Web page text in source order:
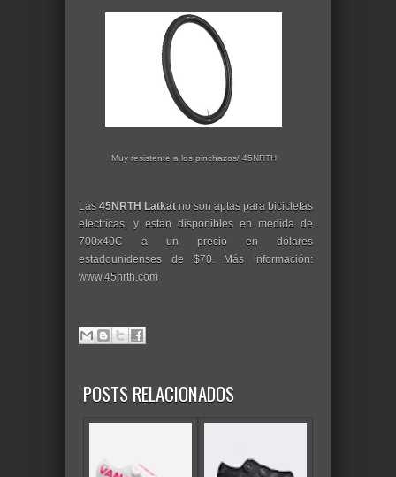
Muy resistente a los pinchazos/ 45NRTH
Las 45NRTH Latkat no son aptas para bicicletas
eléctricas, y están disponibles en medida de
700x40C a un precio en dólares
estadounidenses de $70. Más información:
www.45nrth.com
POSTS RELACIONADOS